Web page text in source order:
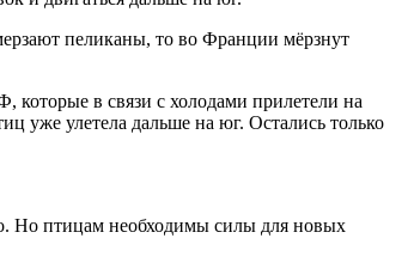
пеликаны, то во Франции мёрзнут
в связи с холодами прилетели на
уже улетела дальше на юг. Остались только
Но птицам необходимы силы для новых